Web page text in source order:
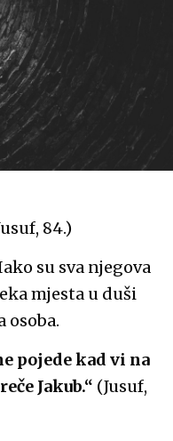
84.)
su sva njegova
mjesta u duši
osoba.
pojede kad vi na
Jakub.“ (Jusuf,